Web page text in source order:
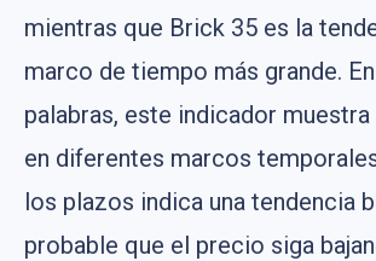
mientras que Brick 35 es la
marco de tiempo más grande.
palabras, este indicador
en diferentes marcos
los plazos indica una tendencia
probable que el precio siga